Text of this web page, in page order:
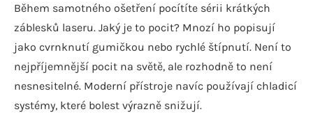
Během samotného ošetření pocítíte sérii krátkých
záblesků laseru. Jaký je to pocit? Mnozí ho popisují
jako cvrnknutí gumičkou nebo rychlé štípnutí. Není to
nejpříjemnější pocit na světě, ale rozhodně to není
nesnesitelné. Moderní přístroje navíc používají chladicí
systémy, které bolest výrazně snižují.